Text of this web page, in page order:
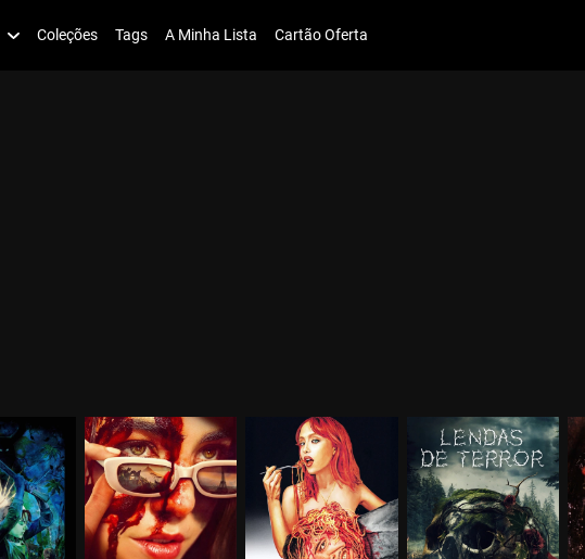
Coleções Tags A Minha Lista Cartão Oferta